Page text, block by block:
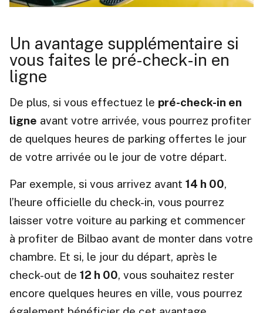
Un avantage supplémentaire si
vous faites le pré-check-in en
ligne
De plus, si vous effectuez le pré-check-in en
ligne avant votre arrivée, vous pourrez profiter
de quelques heures de parking offertes le jour
de votre arrivée ou le jour de votre départ.
Par exemple, si vous arrivez avant 14 h 00,
l’heure officielle du check-in, vous pourrez
laisser votre voiture au parking et commencer
à profiter de Bilbao avant de monter dans votre
chambre. Et si, le jour du départ, après le
check-out de 12 h 00, vous souhaitez rester
encore quelques heures en ville, vous pourrez